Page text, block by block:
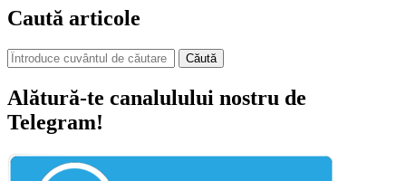
Caută articole
Căută
Alătură-te canalulului nostru de
Telegram!